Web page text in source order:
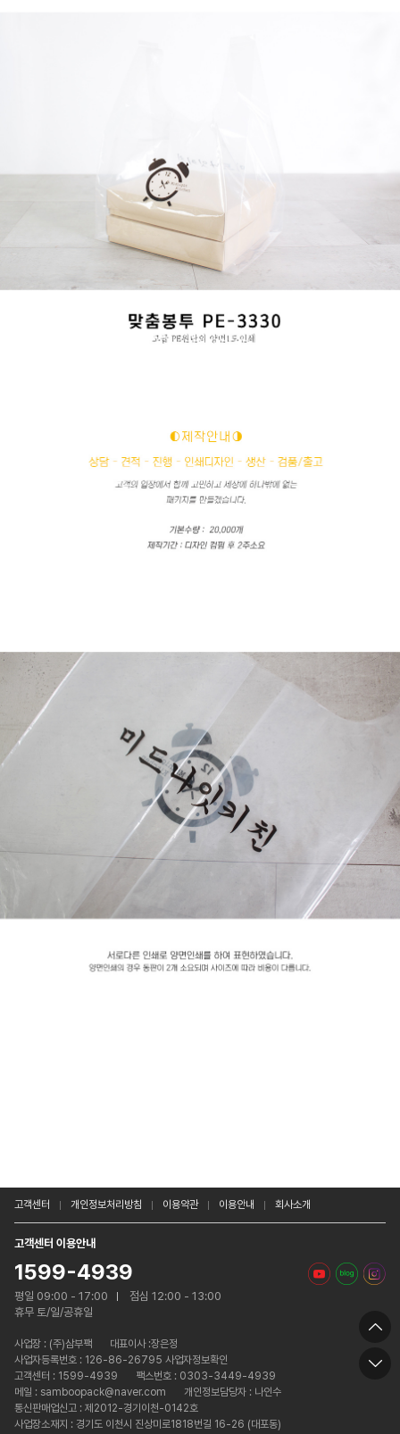
고객센터 개인정보처리방침 이용약관 이용안내 회사소개
고객센터 이용안내
1599-4939
평일 09:00 - 17:00
점심 12:00 - 13:00
휴무 토/일/공휴일
사업장 : (주)삼부팩
대표이사 :장은정
사업자등록번호 : 126-86-26795 사업자정보확인
고객센터 : 1599-4939
팩스번호 : 0303-3449-4939
메일 : samboopack@naver.com
개인정보담당자 : 나인수
통신판매업신고 : 제2012-경기이천-0142호
사업장소재지 : 경기도 이천시 진상미로1818번길 16-26 (대포동)